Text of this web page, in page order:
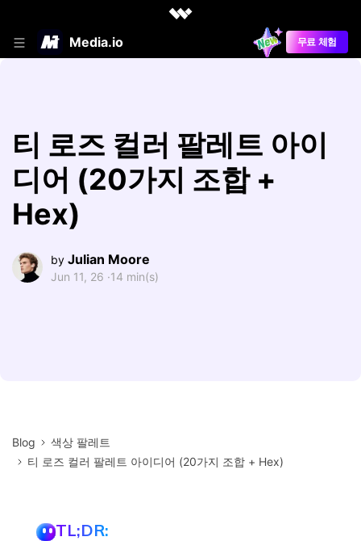
Media.io 무료 체험
티 로즈 컬러 팔레트 아이
디어 (20가지 조합 +
Hex)
by Julian Moore
Jun 11, 26 ·14 min(s)
Blog
색상 팔레트
티 로즈 컬러 팔레트 아이디어 (20가지 조합 + Hex)
TL;DR: